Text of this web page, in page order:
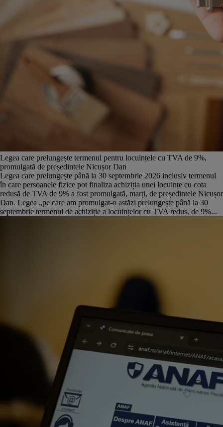
Legea care prelungește termenul pentru locuințele cu TVA de 9%,
promulgată de președintele Nicușor Dan
Legea care prelungește până la 30 septembrie 2026 inclusiv termenul
în care persoanele fizice pot finaliza achiziția unei locuințe cu cota
redusă de TVA de 9% a fost promulgată, marți, de președintele Nicușor
Dan. Legea „pe care am promulgat-o astăzi prelungește până la 30
septembrie termenul de achiziție a locuințelor cu TVA redus, de 9%...